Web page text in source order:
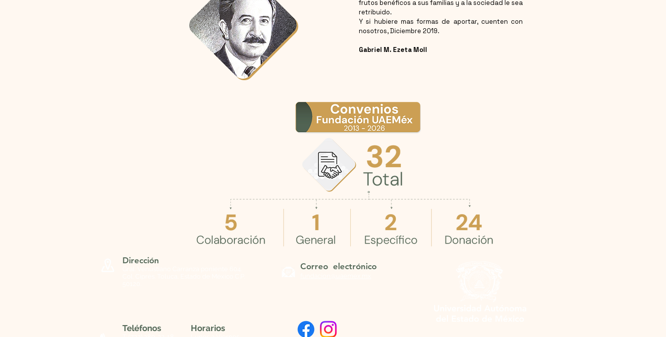
frutos benéficos a sus familias y a la sociedad le sea
retribuido.
Y si hubiere mas formas de aportar, cuenten con
nosotros, Diciembre 2019.
Gabriel M. Ezeta Moll
Dirección
Teléfonos Horarios
Correo electrónico